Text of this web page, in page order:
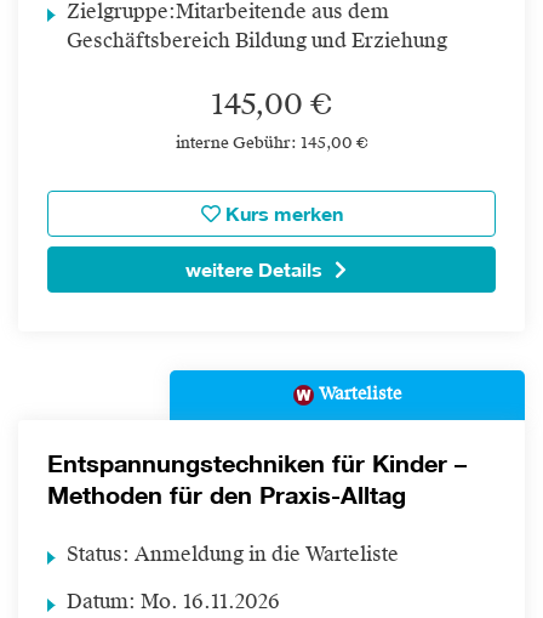
Zielgruppe:Mitarbeitende aus dem
Geschäftsbereich Bildung und Erziehung
145,00 €
interne Gebühr: 145,00 €
Kurs merken
weitere Details
Warteliste
Entspannungstechniken für Kinder –
Methoden für den Praxis-Alltag
Status: Anmeldung in die Warteliste
Datum: Mo. 16.11.2026